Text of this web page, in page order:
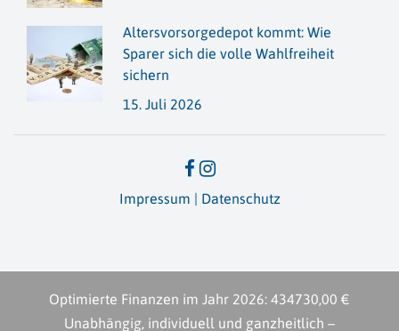
Altersvorsorge­depot kommt: Wie
Sparer sich die volle Wahlfreiheit
sichern
15. Juli 2026
Impressum Datenschutz
Optimierte Finanzen im Jahr 2026: 434730,00 €
Unabhängig, individuell und ganzheitlich –